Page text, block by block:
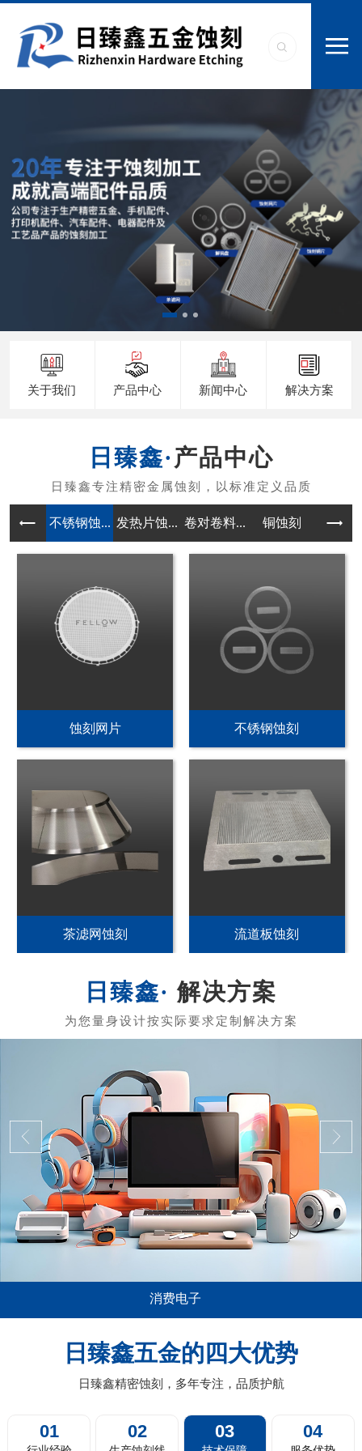
关于我们 产品中心 新闻中心 解决方案
产品中心
不锈钢蚀... 发热片蚀... 卷对卷料... 铜蚀刻
PI发热片蚀刻 不锈钢加热片蚀刻
PET发热片蚀刻 黄铜发热膜蚀刻
解决方案
电脑平板的音箱喇叭网面板，电视机及投影
，扫地机器人的蚀刻过滤网，剃须刀剃须网
片，汽车的...
薄0.01mm
料带蚀刻，
日臻鑫五金的四大优势
日臻鑫精密蚀刻，多年专注，品质护航
01 02 03 04